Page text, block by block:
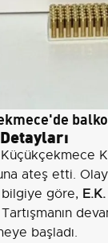
ateş etti.
göre,
başladı.